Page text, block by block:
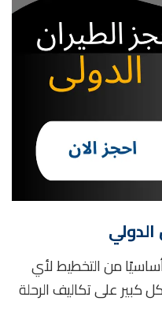
من التخطيط لأي
كبير على تكاليف الرحلة